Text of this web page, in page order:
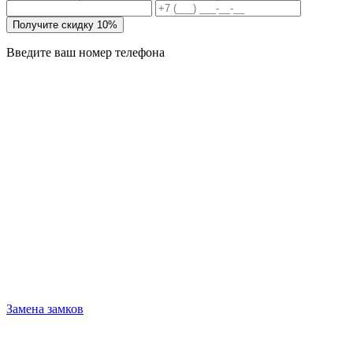
Получите скидку 10%
Введите ваш номер телефона
Замена замков